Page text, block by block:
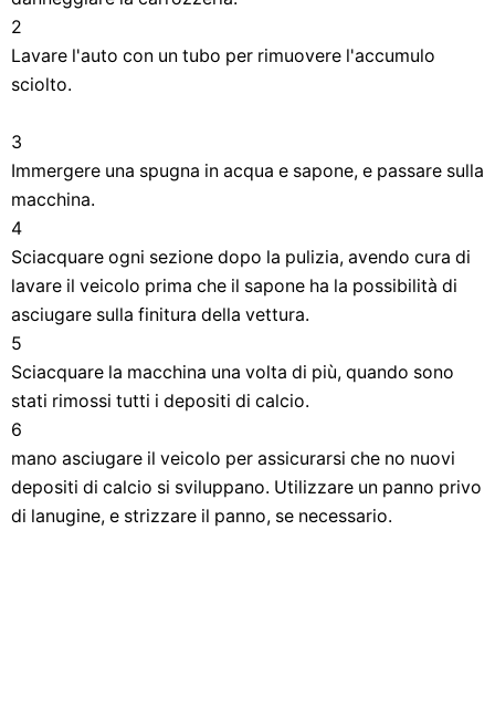
2
Lavare l'auto con un tubo per rimuovere l'accumulo
sciolto.
3
Immergere una spugna in acqua e sapone, e passare sulla
macchina.
4
Sciacquare ogni sezione dopo la pulizia, avendo cura di
lavare il veicolo prima che il sapone ha la possibilità di
asciugare sulla finitura della vettura.
5
Sciacquare la macchina una volta di più, quando sono
stati rimossi tutti i depositi di calcio.
6
mano asciugare il veicolo per assicurarsi che no nuovi
depositi di calcio si sviluppano. Utilizzare un panno privo
di lanugine, e strizzare il panno, se necessario.